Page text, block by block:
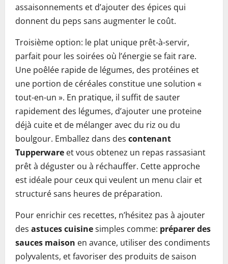
assaisonnements et d’ajouter des épices qui
donnent du peps sans augmenter le coût.
Troisième option: le plat unique prêt-à-servir,
parfait pour les soirées où l’énergie se fait rare.
Une poêlée rapide de légumes, des protéines et
une portion de céréales constitue une solution «
tout-en-un ». En pratique, il suffit de sauter
rapidement des légumes, d’ajouter une proteine
déjà cuite et de mélanger avec du riz ou du
boulgour. Emballez dans des contenant
Tupperware et vous obtenez un repas rassasiant
prêt à déguster ou à réchauffer. Cette approche
est idéale pour ceux qui veulent un menu clair et
structuré sans heures de préparation.
Pour enrichir ces recettes, n’hésitez pas à ajouter
des astuces cuisinesimples comme: préparer des
sauces maison en avance, utiliser des condiments
polyvalents, et favoriser des produits de saison